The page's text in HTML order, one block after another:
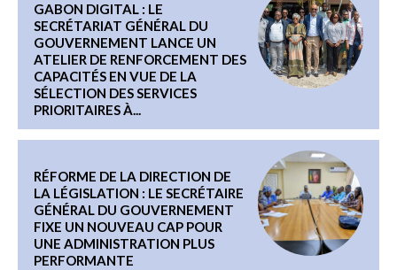
GABON DIGITAL : LE
SECRÉTARIAT GÉNÉRAL DU
GOUVERNEMENT LANCE UN
ATELIER DE RENFORCEMENT DES
CAPACITÉS EN VUE DE LA
SÉLECTION DES SERVICES
PRIORITAIRES À...
RÉFORME DE LA DIRECTION DE
LA LÉGISLATION : LE SECRÉTAIRE
GÉNÉRAL DU GOUVERNEMENT
FIXE UN NOUVEAU CAP POUR
UNE ADMINISTRATION PLUS
PERFORMANTE